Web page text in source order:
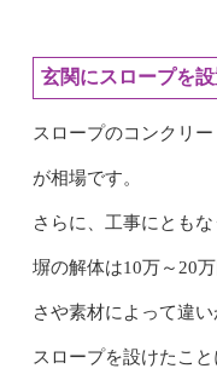
玄関にスロープを
スロープのコンクリ
が相場です。
さらに、工事にとも
塀の解体は10万～20
さや素材によって違い
スロープを設けたこ